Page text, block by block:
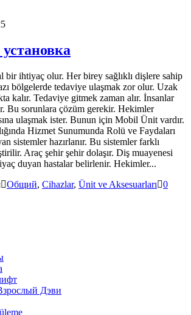
bir ihtiyaç olur. Her birey sağlıklı dişlere sahip
bölgelerde tedaviye ulaşmak zor olur. Uzak
kalır. Tedaviye gitmek zaman alır. İnsanlar
Bu sorunlara çözüm gerekir. Hekimler
ulaşmak ister. Bunun için Mobil Ünit vardır.
Hizmet Sunumunda Rolü ve Faydaları
sistemler hazırlanır. Bu sistemler farklı
Araç şehir şehir dolaşır. Diş muayenesi
duyan hastalar belirlenir. Hekimler...
Общий, Cihazlar, Ünit ve Aksesuarları
0
Дэви